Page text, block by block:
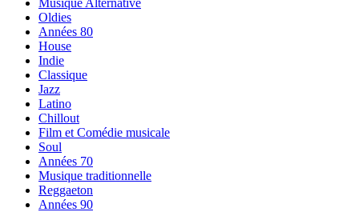
Musique Alternative
Oldies
Années 80
House
Indie
Classique
Jazz
Latino
Chillout
Film et Comédie musicale
Soul
Années 70
Musique traditionnelle
Reggaeton
Années 90